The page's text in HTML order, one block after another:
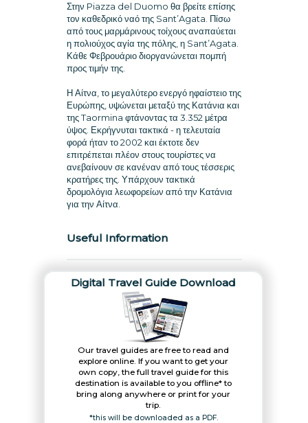
Στην Piazza del Duomo θα βρείτε επίσης
τον καθεδρικό ναό της Sant’Agata. Πίσω
από τους μαρμάρινους τοίχους αναπαύεται
η πολιούχος αγία της πόλης, η Sant’Agata.
Κάθε Φεβρουάριο διοργανώνεται πομπή
προς τιμήν της.
Η Αίτνα, το μεγαλύτερο ενεργό ηφαίστειο της
Ευρώπης, υψώνεται μεταξύ της Κατάνια και
της Taormina φτάνοντας τα 3.352 μέτρα
ύψος. Εκρήγνυται τακτικά - η τελευταία
φορά ήταν το 2002 και έκτοτε δεν
επιτρέπεται πλέον στους τουρίστες να
ανεβαίνουν σε κανέναν από τους τέσσερις
κρατήρες της. Υπάρχουν τακτικά
δρομολόγια λεωφορείων από την Κατάνια
για την Αίτνα.
Useful Information
Digital Travel Guide Download
Our travel guides are free to read and
explore online. If you want to get your
own copy, the full travel guide for this
destination is available to you offline* to
bring along anywhere or print for your
trip.​
*this will be downloaded as a PDF.